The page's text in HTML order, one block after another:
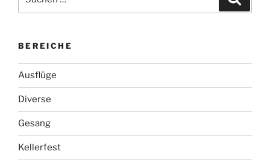
nach:
BEREICHE
Ausflüge
Diverse
Gesang
Kellerfest